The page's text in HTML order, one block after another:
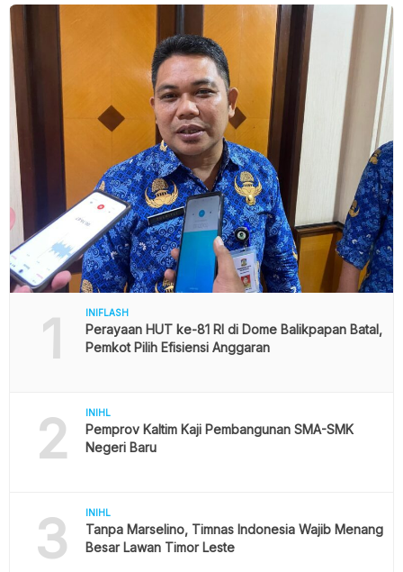
1 INIFLASH
Perayaan HUT ke-81 RI di Dome Balikpapan Batal,
Pemkot Pilih Efisiensi Anggaran
2 INIHL
Pemprov Kaltim Kaji Pembangunan SMA-SMK
Negeri Baru
3 INIHL
Tanpa Marselino, Timnas Indonesia Wajib Menang
Besar Lawan Timor Leste